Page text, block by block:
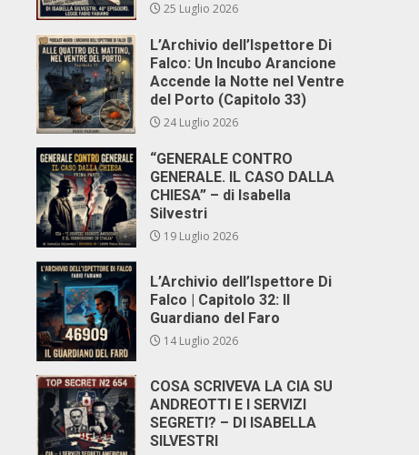
25 Luglio 2026
L’Archivio dell’Ispettore Di
Falco: Un Incubo Arancione
Accende la Notte nel Ventre
del Porto (Capitolo 33)
24 Luglio 2026
“GENERALE CONTRO
GENERALE. IL CASO DALLA
CHIESA” – di Isabella
Silvestri
19 Luglio 2026
L’Archivio dell’Ispettore Di
Falco | Capitolo 32: Il
Guardiano del Faro
14 Luglio 2026
COSA SCRIVEVA LA CIA SU
ANDREOTTI E I SERVIZI
SEGRETI? – DI ISABELLA
SILVESTRI